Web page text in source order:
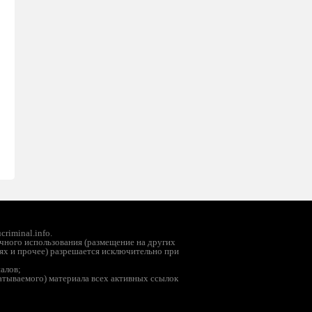
использования (размещение на других
и прочее) разрешается исключительно при
материала всех активных ссылок